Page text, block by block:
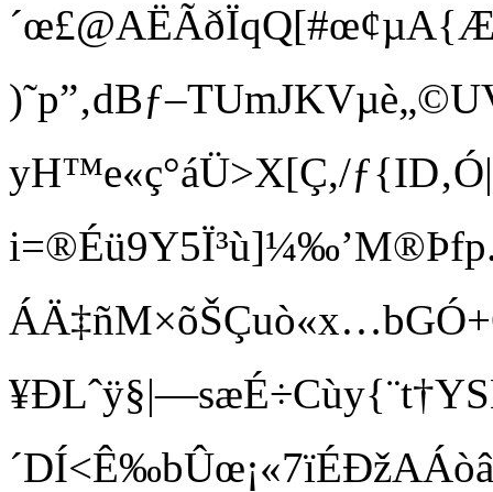
´œ£@AËÃðÏqQ[#œ¢µA{Æ
)˜p”‚dBƒ–TUmJKVµè
yH™e«ç°áÜ>X[Ç,/ƒ{ID‚Ó|
ÁÄ‡ñM×
¥ÐLˆÿ§|—sæÉ÷Cùy{¨t†YS
´DÍ<Ê‰bÛœ¡«7ïÉÐž